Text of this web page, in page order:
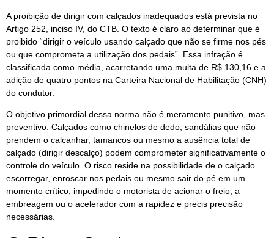
A proibição de dirigir com calçados inadequados está prevista no
Artigo 252, inciso IV, do CTB. O texto é claro ao determinar que é
proibido “dirigir o veículo usando calçado que não se firme nos pés
ou que comprometa a utilização dos pedais”. Essa infração é
classificada como média, acarretando uma multa de R$ 130,16 e a
adição de quatro pontos na Carteira Nacional de Habilitação (CNH)
do condutor.
O objetivo primordial dessa norma não é meramente punitivo, mas
preventivo. Calçados como chinelos de dedo, sandálias que não
prendem o calcanhar, tamancos ou mesmo a ausência total de
calçado (dirigir descalço) podem comprometer significativamente o
controle do veículo. O risco reside na possibilidade de o calçado
escorregar, enroscar nos pedais ou mesmo sair do pé em um
momento crítico, impedindo o motorista de acionar o freio, a
embreagem ou o acelerador com a rapidez e precis precisão
necessárias.